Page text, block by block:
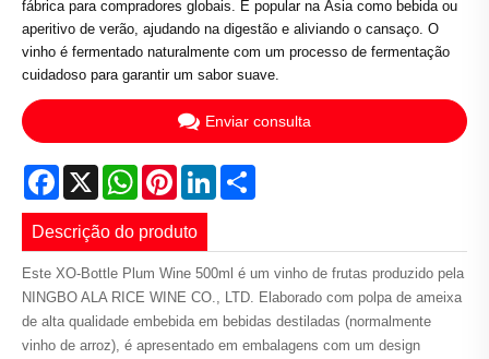
fábrica para compradores globais. É popular na Ásia como bebida ou
aperitivo de verão, ajudando na digestão e aliviando o cansaço. O
vinho é fermentado naturalmente com um processo de fermentação
cuidadoso para garantir um sabor suave.
Enviar consulta
Facebook
X WhatsApp
PinterestLinkedIn
Descrição do produto
Este XO-Bottle Plum Wine 500ml é um vinho de frutas produzido pela
NINGBO ALA RICE WINE CO., LTD. Elaborado com polpa de ameixa
de alta qualidade embebida em bebidas destiladas (normalmente
vinho de arroz), é apresentado em embalagens com um design